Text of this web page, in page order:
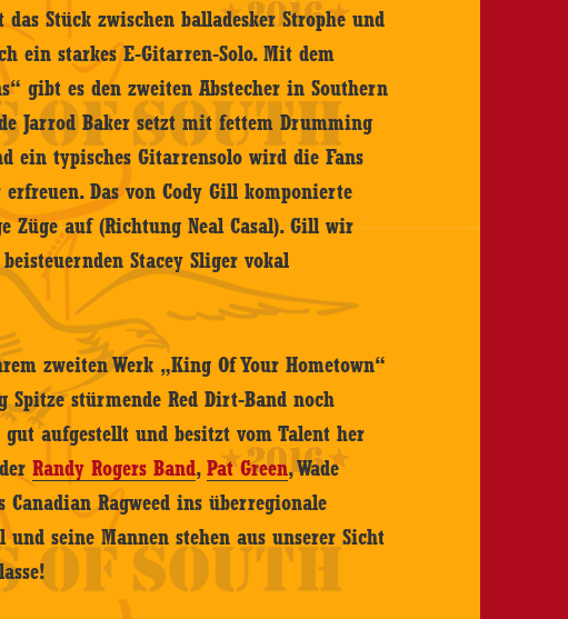
Stück zwischen balladesker Strophe und
ein starkes E-Gitarren-Solo. Mit dem
gibt es den zweiten Abstecher in Southern
Jarrod Baker setzt mit fettem Drumming
ein typisches Gitarrensolo wird die Fans
Das von Cody Gill komponierte
Züge auf (Richtung Neal Casal). Gill wir
Stacey Sliger vokal
zweiten Werk „King Of Your Hometown“
stürmende Red Dirt-Band noch
aufgestellt und besitzt vom Talent her
Randy Rogers Band,Pat Green, Wade
Canadian Ragweed ins überregionale
seine Mannen stehen aus unserer Sicht